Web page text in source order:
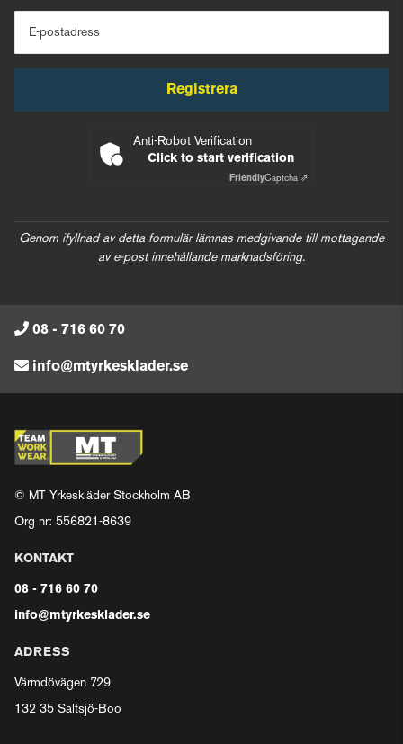
E-postadress
Registrera
Anti-Robot Verification
Click to start verification
FriendlyCaptcha ⇗
Genom ifyllnad av detta formulär lämnas medgivande till mottagande
av e-post innehållande marknadsföring.
08 - 716 60 70
info@mtyrkesklader.se
© MT Yrkeskläder Stockholm AB
Org nr: 556821-8639
KONTAKT
08 - 716 60 70
info@mtyrkesklader.se
ADRESS
Värmdövägen 729
132 35 Saltsjö-Boo